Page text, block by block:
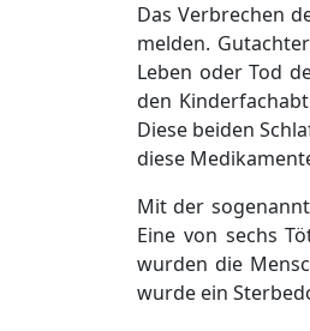
Das Verbrechen
melden.
Leben oder Tod
den
Diese beiden
diese
Mit der
Eine von sechs
wurden die
wurde ein